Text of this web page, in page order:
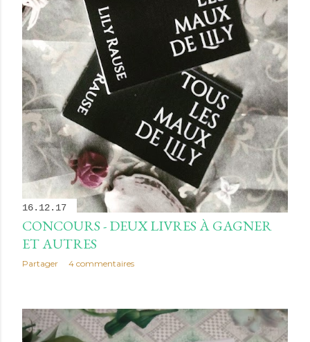
16.12.17
CONCOURS - DEUX LIVRES À GAGNER
ET AUTRES
Partager 4 commentaires